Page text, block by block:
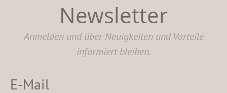
Newsletter
Anmelden und über Neuigkeiten und Vorteile
informiert bleiben.